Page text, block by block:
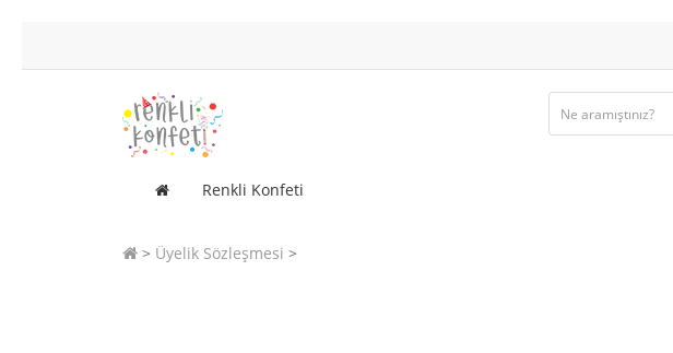
Renkli Konfeti
Üyelik Sözleşmesi